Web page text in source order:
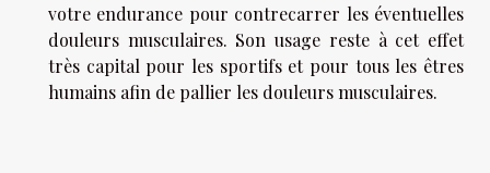
votre endurance pour contrecarrer les éventuelles
douleurs musculaires. Son usage reste à cet effet
très capital pour les sportifs et pour tous les êtres
humains afin de pallier les douleurs musculaires.